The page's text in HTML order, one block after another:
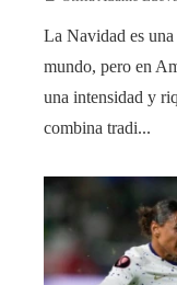
La Navidad es una
mundo, pero en
una intensidad y
combina tradi...